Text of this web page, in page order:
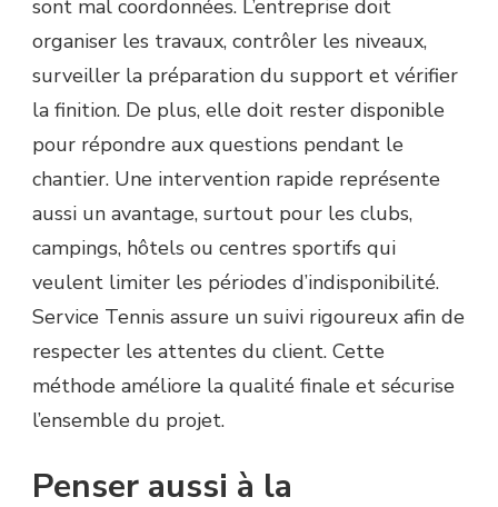
sont mal coordonnées. L’entreprise doit
organiser les travaux, contrôler les niveaux,
surveiller la préparation du support et vérifier
la finition. De plus, elle doit rester disponible
pour répondre aux questions pendant le
chantier. Une intervention rapide représente
aussi un avantage, surtout pour les clubs,
campings, hôtels ou centres sportifs qui
veulent limiter les périodes d’indisponibilité.
Service Tennis assure un suivi rigoureux afin de
respecter les attentes du client. Cette
méthode améliore la qualité finale et sécurise
l’ensemble du projet.
Penser aussi à la